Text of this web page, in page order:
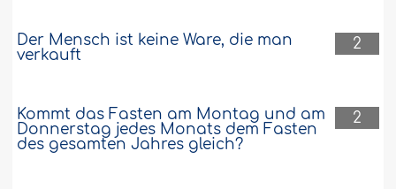
135449 11-5-2010
Jemand verrichtete viele Gebete, ohne
während der rituellen Gebetswaschung
seinen Kopf mit Wasser zu benetzen, weil
2
Der Mensch ist keine Ware, die man
verkauft
2
Kommt das Fasten am Montag und am
Donnerstag jedes Monats dem Fasten
des gesamten Jahres gleich?